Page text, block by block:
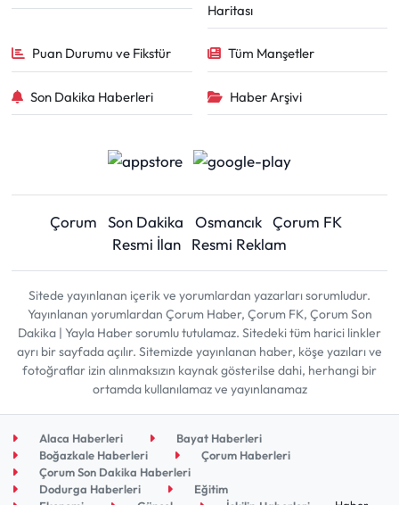
Haritası
Puan Durumu ve Fikstür Tüm Manşetler
Son Dakika Haberleri Haber Arşivi
Çorum Son Dakika Osmancık Çorum FK
Resmi İlan
Resmi Reklam
Sitede yayınlanan içerik ve yorumlardan yazarları sorumludur.
Yayınlanan yorumlardan Çorum Haber, Çorum FK, Çorum Son
Dakika | Yayla Haber sorumlu tutulamaz. Sitedeki tüm harici linkler
ayrı bir sayfada açılır. Sitemizde yayınlanan haber, köşe yazıları ve
fotoğraflar izin alınmaksızın kaynak gösterilse dahi, herhangi bir
ortamda kullanılamaz ve yayınlanamaz
Alaca Haberleri
Bayat Haberleri
Boğazkale Haberleri
Çorum Haberleri
Çorum Son Dakika Haberleri
Dodurga Haberleri
Eğitim